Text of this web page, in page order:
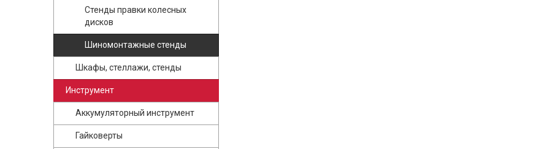
Стенды правки колесных
дисков
Шиномонтажные стенды
Шкафы, стеллажи, стенды
Инструмент
Аккумуляторный инструмент
Гайковерты